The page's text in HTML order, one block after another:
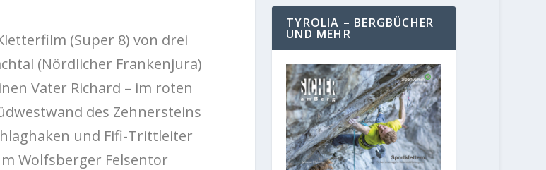
(Super 8) von drei
(Nördlicher Frankenjura)
Vater Richard – im roten
des Zehnersteins
und Fifi-Trittleiter
Wolfsberger Felsentor
TYROLIA – BERGBÜCHER
UND MEHR